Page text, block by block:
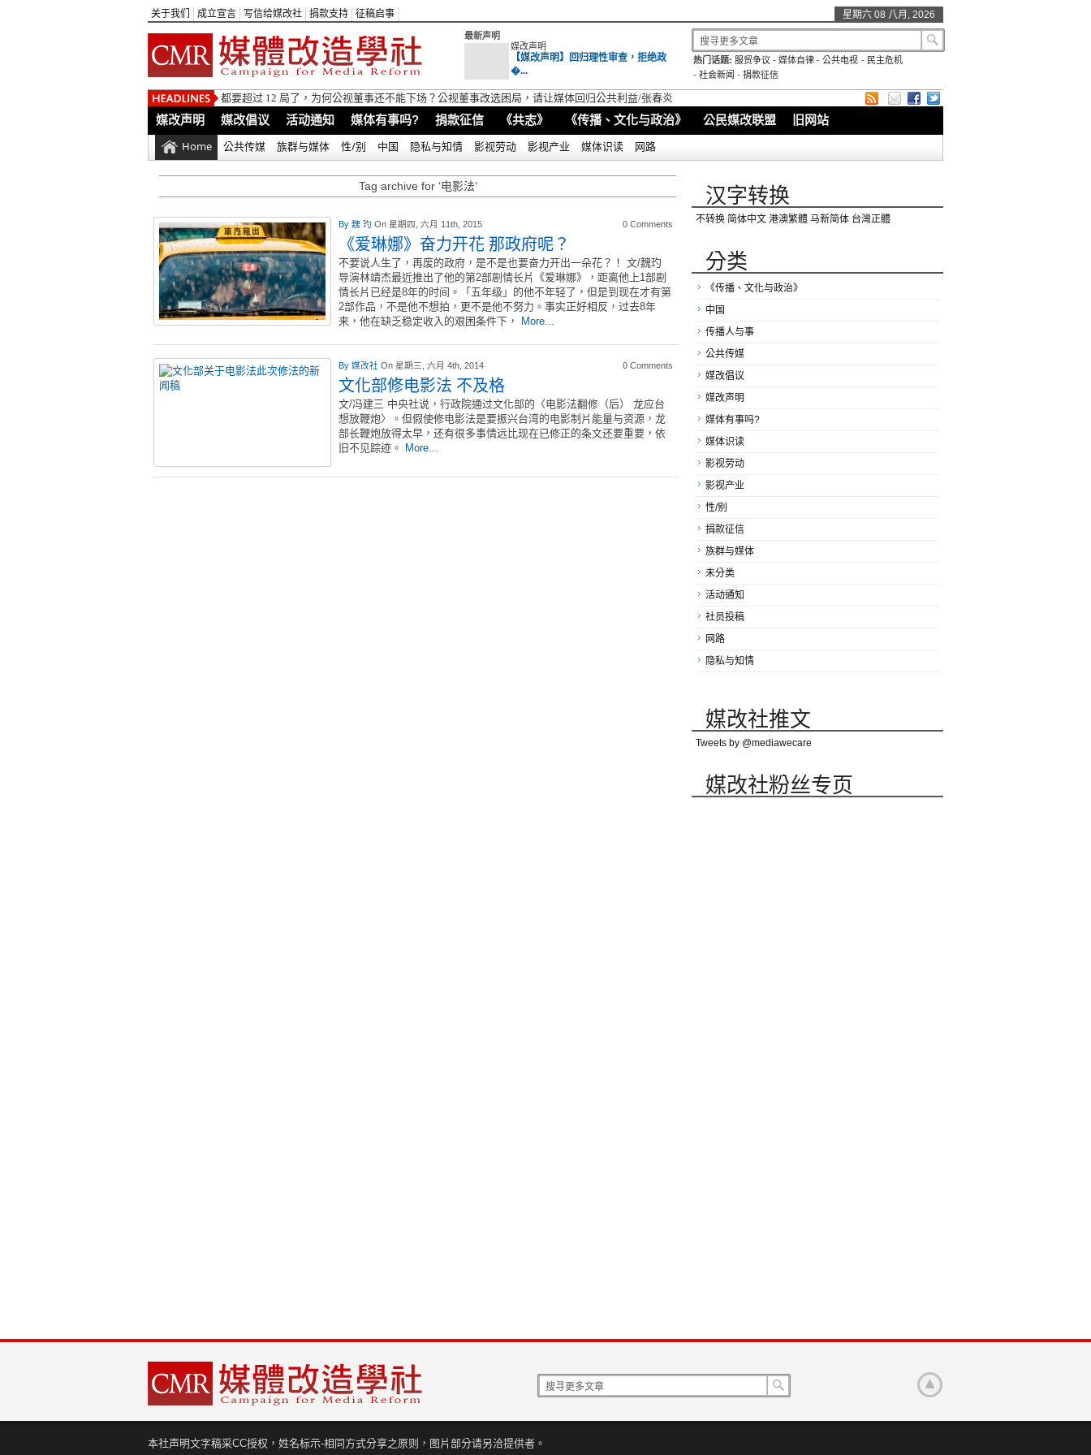
关于我们 成立宣言 写信给媒改社 捐款支持 征稿启事 星期六 08 八月, 2026
最新声明
媒改声明
【媒改声明】回归理性审查，拒绝政
�...
热门话题: 服贸争议 -媒体自律 -公共电视 - 民主危机
- 社会新闻 - 捐款征信
都要超过 12 局了，为何公视董事还不能下场？公视董事改选困局，请让媒体回归公共利益/张春炎
媒改声明 媒改倡议 活动通知 媒体有事吗? 捐款征信 《共志》 《传播、文化与政治》 公民媒改联盟 旧网站
Home 公共传媒 族群与媒体 性/别 中国 隐私与知情 影视劳动 影视产业 媒体识读 网路
Tag archive for ‘电影法’
By 魏 玓 On 星期四, 六月 11th, 2015 0 Comments
《爱琳娜》奋力开花 那政府呢？
不要说人生了，再废的政府，是不是也要奋力开出一朵花？！ 文/魏玓
导演林靖杰最近推出了他的第2部剧情长片《爱琳娜》，距离他上1部剧
情长片已经是8年的时间。「五年级」的他不年轻了，但是到现在才有第
2部作品，不是他不想拍，更不是他不努力。事实正好相反，过去8年
来，他在缺乏稳定收入的艰困条件下，
More...
By 媒改社 On 星期三, 六月 4th, 2014 0 Comments
文化部修电影法 不及格
文/冯建三 中央社说，行政院通过文化部的〈电影法翻修（后） 龙应台
想放鞭炮〉。但假使修电影法是要振兴台湾的电影制片能量与资源，龙
部长鞭炮放得太早，还有很多事情远比现在已修正的条文还要重要，依
旧不见踪迹。
More...
汉字转换
不转换 简体中文 港澳繁體 马新简体 台灣正體
分类
《传播、文化与政治》
中国
传播人与事
公共传媒
媒改倡议
媒改声明
媒体有事吗?
媒体识读
影视劳动
影视产业
性/别
捐款征信
族群与媒体
未分类
活动通知
社员投稿
网路
隐私与知情
媒改社推文
Tweets by @mediawecare
媒改社粉丝专页
本社声明文字稿采CC授权，姓名标示-相同方式分享之原则，图片部分请另洽提供者。